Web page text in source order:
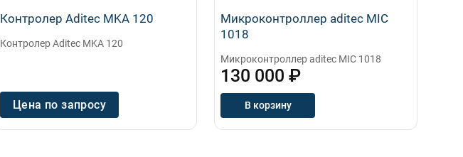
Контролер Aditec MKA 120
Контролер Aditec MKA 120
Цена по запросу
Микpокoнтрoллeр аditес МIC
1018
Микpокoнтрoллeр аditес МIC 1018
130 000 ₽
В корзину